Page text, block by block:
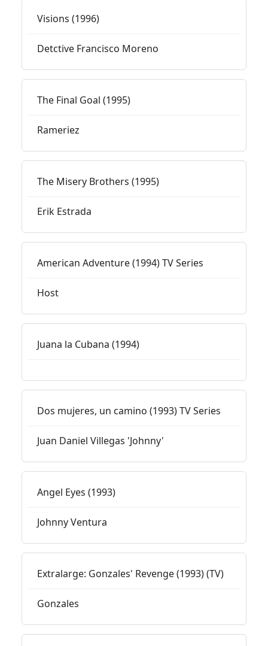
Visions (1996)
Detctive Francisco Moreno
The Final Goal (1995)
Rameriez
The Misery Brothers (1995)
Erik Estrada
American Adventure (1994) TV Series
Host
Juana la Cubana (1994)
Dos mujeres, un camino (1993) TV Series
Juan Daniel Villegas 'Johnny'
Angel Eyes (1993)
Johnny Ventura
Extralarge: Gonzales' Revenge (1993) (TV)
Gonzales